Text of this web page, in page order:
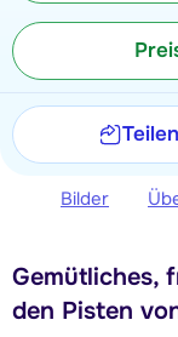
Teilen
Bilder
Gemütliches,
den Pisten